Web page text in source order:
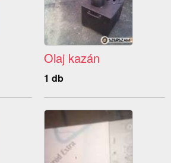
Olaj kazán
1 db